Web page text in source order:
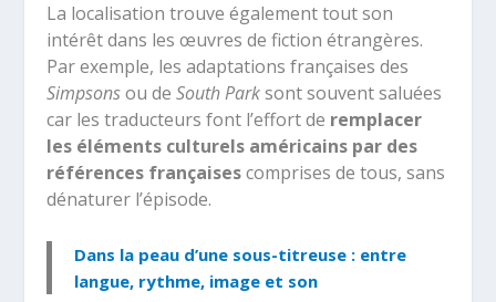
La localisation trouve également tout son
intérêt dans les œuvres de fiction étrangères.
Par exemple, les adaptations françaises des
Simpsonsou deSouth Parksont souvent saluées
car les traducteurs font l’effort de remplacer
les éléments culturels américains par des
références françaisescomprises de tous, sans
dénaturer l’épisode.
Dans la peau d’une sous-titreuse : entre
langue, rythme, image et son